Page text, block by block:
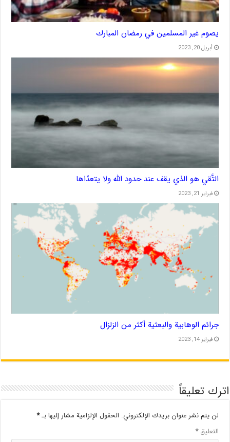
يصوم غير المسلمين في رمضان المبارك
أبريل 20, 2023
التَّقي هو الذي يقف عند حدود الله ولا يتعدّاها
فبراير 21, 2023
جرائم الوهابية والبعثية أكثر من الزلزال
فبراير 14, 2023
اترك تعليقاً
لن يتم نشر عنوان بريدك الإلكتروني. الحقول الإلزامية مشار إليها بـ*
التعليق*